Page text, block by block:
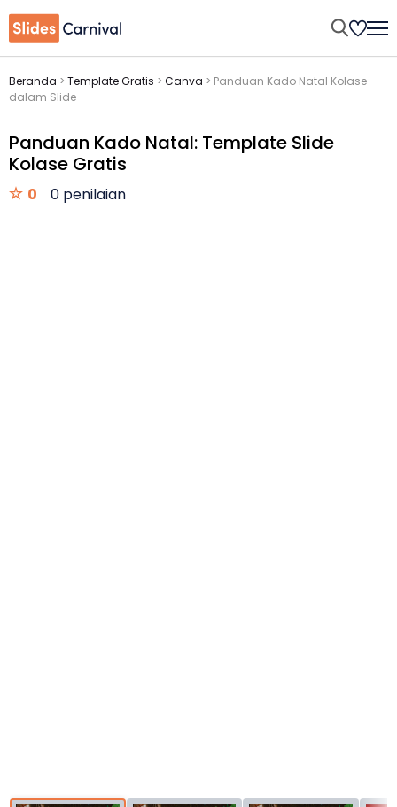
Beranda > Template Gratis > Canva > Panduan Kado Natal Kolase
dalam Slide
Panduan Kado Natal: Template Slide
Kolase Gratis
0 0 penilaian